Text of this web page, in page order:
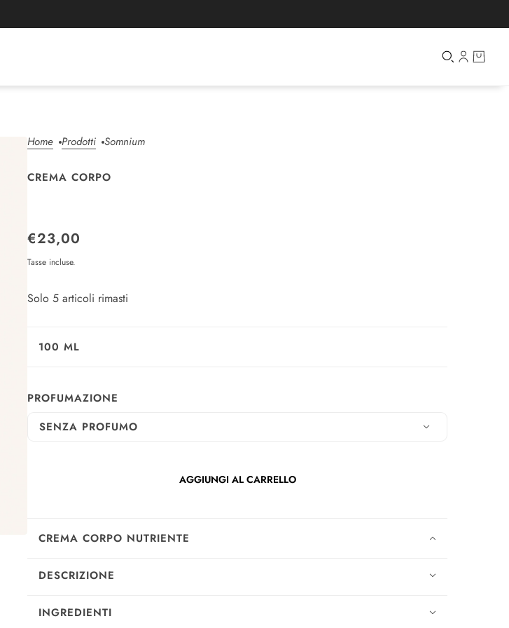
Home Prodotti Somnium
CREMA CORPO
SOMNIUM
€23,00
Tasse incluse.
Solo 5 articoli rimasti
100 ML
PROFUMAZIONE
SENZA PROFUMO
AGGIUNGI AL CARRELLO
CREMA CORPO NUTRIENTE
DESCRIZIONE
INGREDIENTI